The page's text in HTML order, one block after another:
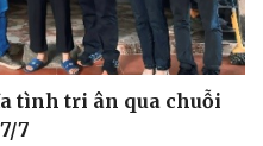
tình tri ân qua chuỗi
7